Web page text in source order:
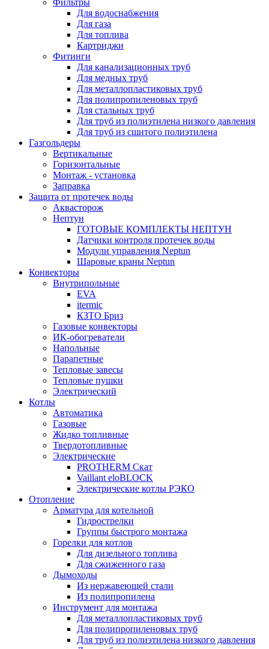
Фильтры
Для водоснабжения
Для газа
Для топлива
Картриджи
Фитинги
Для канализационных труб
Для медных труб
Для металлопластиковых труб
Для полипропиленовых труб
Для стальных труб
Для труб из полиэтилена низкого давления
Для труб из сшитого полиэтилена
Газгольдеры
Вертикальные
Горизонтальные
Монтаж - установка
Заправка
Защита от протечек воды
Аквасторож
Нептун
ГОТОВЫЕ КОМПЛЕКТЫ НЕПТУН
Датчики контроля протечек воды
Модули управления Neptun
Шаровые краны Neptun
Конвекторы
Внутрипольные
EVA
itermic
КЗТО Бриз
Газовые конвекторы
ИК-обогреватели
Напольные
Парапетные
Тепловые завесы
Тепловые пушки
Электрический
Котлы
Автоматика
Газовые
Жидко топливные
Твердотопливные
Электрические
PROTHERM Скат
Vaillant eloBLOCK
Электрические котлы РЭКО
Отопление
Арматура для котельной
Гидрострелки
Группы быстрого монтажа
Горелки для котлов
Для дизельного топлива
Для сжиженного газа
Дымоходы
Из нержавеющей стали
Из полипропилена
Инструмент для монтажа
Для металлопластиковых труб
Для полипропиленовых труб
Для труб из полиэтилена низкого давления